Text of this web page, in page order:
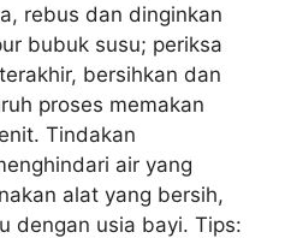
rebus dan dinginkan
bubuk susu; periksa
bersihkan dan
proses memakan
Tindakan
air yang
alat yang bersih,
dengan usia bayi. Tips: